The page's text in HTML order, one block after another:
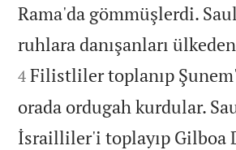
Rama'da gömmüşlerdi.
ruhlara danışanları
4 Filistliler toplanıp
orada ordugah kurdular.
İsrailliler'i toplayıp Gilboa